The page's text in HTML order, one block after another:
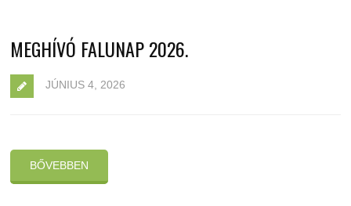
MEGHÍVÓ FALUNAP 2026.
JÚNIUS 4, 2026
BŐVEBBEN